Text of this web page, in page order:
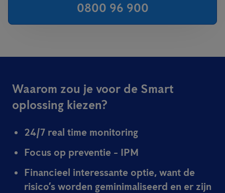
0800 96 900
Waarom zou je voor de Smart
oplossing kiezen?
24/7 real time monitoring
Focus op preventie - IPM
Financieel interessante optie, want de
risico’s worden geminimaliseerd en er zijn